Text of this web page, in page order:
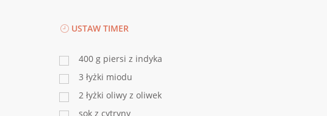
USTAW TIMER
400 g piersi z indyka
3 łyżki miodu
2 łyżki oliwy z oliwek
sok z cytryny